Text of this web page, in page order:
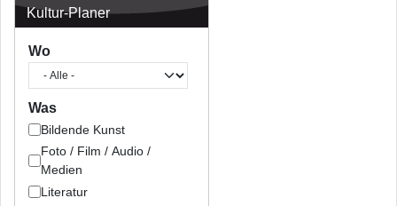
Kultur-Planer
Wo
Was
Bildende Kunst
Foto / Film / Audio /
Medien
Literatur